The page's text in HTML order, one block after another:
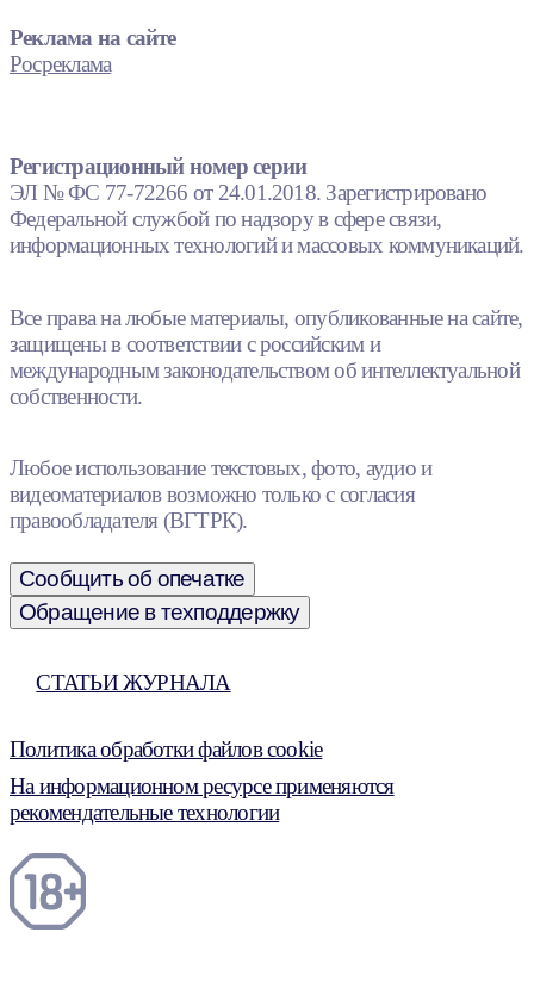
Реклама на сайте
Росреклама
Регистрационный номер серии
ЭЛ № ФС 77-72266 от 24.01.2018. Зарегистрировано
Федеральной службой по надзору в сфере связи,
информационных технологий и массовых коммуникаций.
Все права на любые материалы, опубликованные на сайте,
защищены в соответствии с российским и
международным законодательством об интеллектуальной
собственности.
Любое использование текстовых, фото, аудио и
видеоматериалов возможно только с согласия
правообладателя (ВГТРК).
Сообщить об опечатке
Обращение в техподдержку
СТАТЬИ ЖУРНАЛА
Политика обработки файлов cookie
На информационном ресурсе применяются
рекомендательные технологии